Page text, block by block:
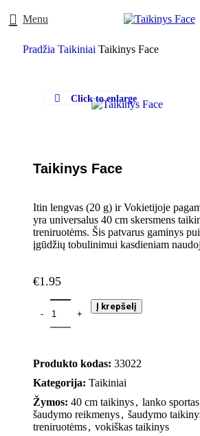
Menu
Pradžia Taikiniai Taikinys Face
Click to enlarge
Taikinys Face
Itin lengvas (20 g) ir Vokietijoje
yra universalus 40 cm skersmens
treniruotėms. Šis patvarus gaminys
įgūdžių tobulinimui kasdieniam
€1.95
Į krepšelį
Produkto kodas: 33022
Kategorija: Taikiniai
Žymos: 40 cm taikinys, lanko sportas
šaudymo reikmenys, šaudymo
treniruotėms, vokiškas taikinys